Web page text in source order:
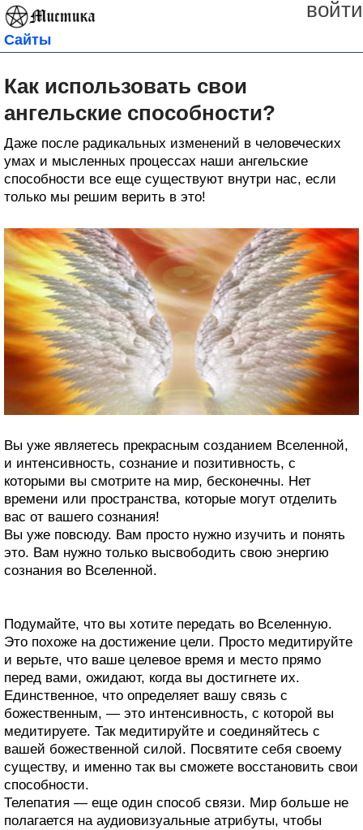
войти
Сайты
Как использовать свои
ангельские способности?
Даже после радикальных изменений в человеческих
умах и мысленных процессах наши ангельские
способности все еще существуют внутри нас, если
только мы решим верить в это!
Вы уже являетесь прекрасным созданием Вселенной,
и интенсивность, сознание и позитивность, с
которыми вы смотрите на мир, бесконечны. Нет
времени или пространства, которые могут отделить
вас от вашего сознания!
Вы уже повсюду. Вам просто нужно изучить и понять
это. Вам нужно только высвободить свою энергию
сознания во Вселенной.
Подумайте, что вы хотите передать во Вселенную.
Это похоже на достижение цели. Просто медитируйте
и верьте, что ваше целевое время и место прямо
перед вами, ожидают, когда вы достигнете их.
Единственное, что определяет вашу связь с
божественным, — это интенсивность, с которой вы
медитируете. Так медитируйте и соединяйтесь с
вашей божественной силой. Посвятите себя своему
существу, и именно так вы сможете восстановить свои
способности.
Телепатия — еще один способ связи. Мир больше не
полагается на аудиовизуальные атрибуты, чтобы